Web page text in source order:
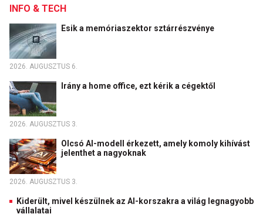
INFO & TECH
Esik a memóriaszektor sztárrészvénye
2026. AUGUSZTUS 6.
Irány a home office, ezt kérik a cégektől
2026. AUGUSZTUS 3.
Olcsó AI-modell érkezett, amely komoly kihívást
jelenthet a nagyoknak
2026. AUGUSZTUS 3.
Kiderült, mivel készülnek az AI-korszakra a világ legnagyobb
vállalatai